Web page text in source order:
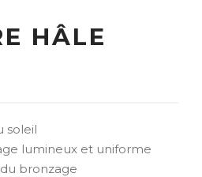
HÂLE
soleil
lumineux et uniforme
bronzage